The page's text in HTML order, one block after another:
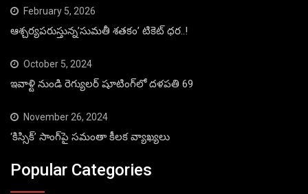
February 5, 2026
ఆశ్చర్యపరుస్తున్న’సుమతీ శతకం’ టికెట్ ధర..!
October 5, 2024
ఇవాళ్టి నుండి రెగ్యులర్ షూటింగ్‌లో దళపతి 69
November 26, 2024
‘కిస్సిక్’ సాంగ్‌పై సమంతా కీలక వ్యాఖ్యలు
Popular Categories